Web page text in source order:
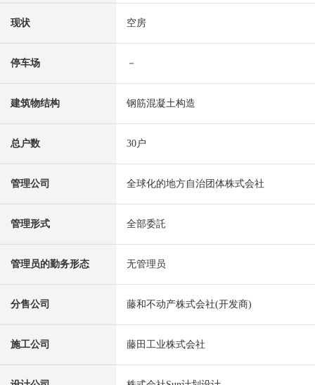
现状 空房
停车场 －
建筑物结构 钢筋混凝土构造
总户数 30户
管理公司 全球化的地方自治团体株式会社
管理形式 全部委託
管理员的勤务形态 无管理员
分售公司 藤和不动产株式会社(开发商)
施工公司 藤田工业株式会社